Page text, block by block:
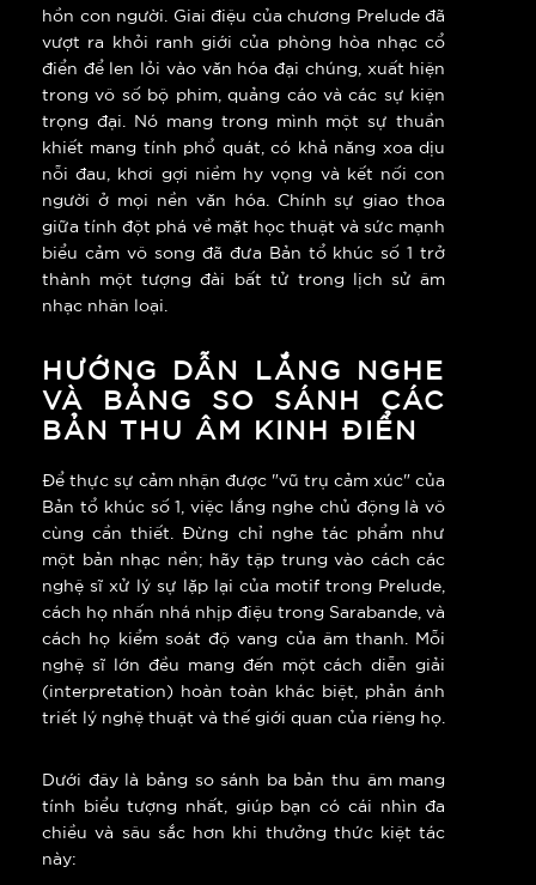
hồn con người. Giai điệu của chương Prelude đã
vượt ra khỏi ranh giới của phòng hòa nhạc cổ
điển để len lỏi vào văn hóa đại chúng, xuất hiện
trong vô số bộ phim, quảng cáo và các sự kiện
trọng đại. Nó mang trong mình một sự thuần
khiết mang tính phổ quát, có khả năng xoa dịu
nỗi đau, khơi gợi niềm hy vọng và kết nối con
người ở mọi nền văn hóa. Chính sự giao thoa
giữa tính đột phá về mặt học thuật và sức mạnh
biểu cảm vô song đã đưa Bản tổ khúc số 1 trở
thành một tượng đài bất tử trong lịch sử âm
nhạc nhân loại.
HƯỚNG DẪN LẮNG NGHE
VÀ BẢNG SO SÁNH CÁC
BẢN THU ÂM KINH ĐIỂN
Để thực sự cảm nhận được "vũ trụ cảm xúc" của
Bản tổ khúc số 1, việc lắng nghe chủ động là vô
cùng cần thiết. Đừng chỉ nghe tác phẩm như
một bản nhạc nền; hãy tập trung vào cách các
nghệ sĩ xử lý sự lặp lại của motif trong Prelude,
cách họ nhấn nhá nhịp điệu trong Sarabande, và
cách họ kiểm soát độ vang của âm thanh. Mỗi
nghệ sĩ lớn đều mang đến một cách diễn giải
(interpretation) hoàn toàn khác biệt, phản ánh
triết lý nghệ thuật và thế giới quan của riêng họ.
Dưới đây là bảng so sánh ba bản thu âm mang
tính biểu tượng nhất, giúp bạn có cái nhìn đa
chiều và sâu sắc hơn khi thưởng thức kiệt tác
này: